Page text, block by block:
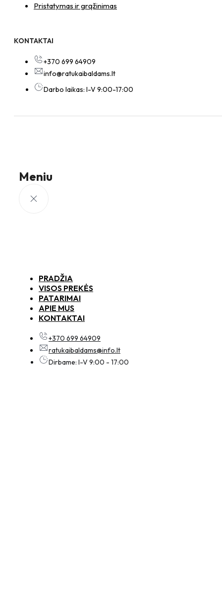
Pristatymas ir grąžinimas
KONTAKTAI
+370 699 64909
info@ratukaibaldams.lt
Darbo laikas: I-V 9:00-17:00
Meniu
PRADŽIA
VISOS PREKĖS
PATARIMAI
APIE MUS
KONTAKTAI
+370 699 64909
ratukaibaldams@info.lt
Dirbame: I-V 9:00 - 17:00